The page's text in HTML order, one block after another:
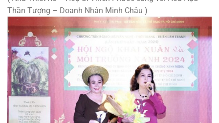
Thần Tượng – Doanh Nhân Minh Châu )